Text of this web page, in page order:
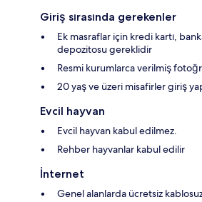
Giriş sırasında gerekenler
Ek masraflar için kredi kartı,
depozitosu gereklidir
Resmi kurumlarca verilmiş
20 yaş ve üzeri misafirler giriş
Evcil hayvan
Evcil hayvan kabul edilmez.
Rehber hayvanlar kabul edilir
İnternet
Genel alanlarda ücretsiz